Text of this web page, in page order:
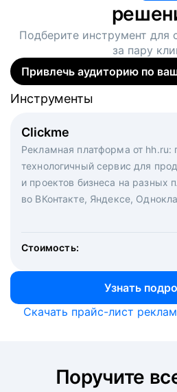
Подберите инструмент для
за пару
Привлечь аудиторию по
Clickme
Рекламная платформа от hh.ru:
технологичный сервис для
и проектов бизнеса на разных
во ВКонтакте, Яндексе,
Стоимость:
Узнать
Инструменты
Вакансия дня
Рекламный формат для
hh.ru. Увеличивает количество
Инструменты
Массовый подбор под ключ.
кандидатов и когда вам нужно,
маркетологи, рекрутеры и
hh.ru с целым набором digital-
Инструменты
Скачать прайс-лист